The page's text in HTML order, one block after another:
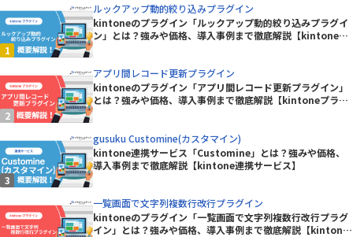
ルックアップ動的絞り込みプラグイン
kintoneのプラグイン「ルックアップ動的絞り込みプラグイ
ン」とは？強みや価格、導入事例まで徹底解説【kintoneプ
アプリ間レコード更新プラグイン
kintoneのプラグイン「アプリ間レコード更新プラグイン」
とは？強みや価格、導入事例まで徹底解説【kintoneプラグ
gusuku Customine(カスタマイン)
kintone連携サービス「Customine」とは？強みや価格、
導入事例まで徹底解説【kintone連携サービス】
一覧画面で文字列複数行改行プラグイン
kintoneのプラグイン「一覧画面で文字列複数行改行プラグ
イン」とは？強みや価格、導入事例まで徹底解説【kintone